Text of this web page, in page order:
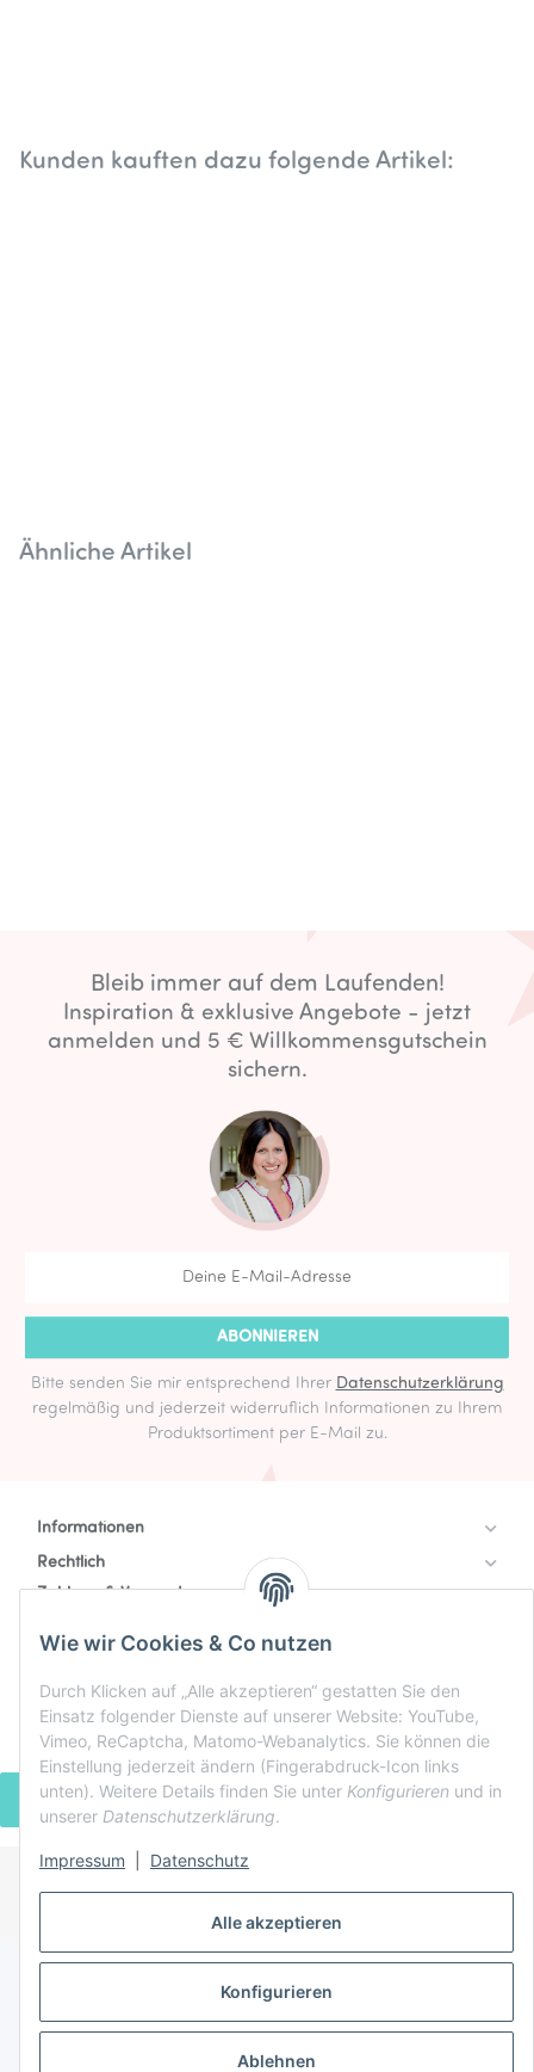
Alle akzeptieren
Konfigurieren
Ablehnen
Wie wir Cookies & Co nutzen
Durch Klicken auf „Alle akzeptieren“ gestatten Sie den
Einsatz folgender Dienste auf unserer Website: YouTube,
Vimeo, ReCaptcha, Matomo-Webanalytics. Sie können die
Einstellung jederzeit ändern (Fingerabdruck-Icon links
unten). Weitere Details finden Sie unter Konfigurieren und in
unserer Datenschutzerklärung.
Impressum Datenschutz
Kunden kauften dazu folgende Artikel:
Ähnliche Artikel
Bleib immer auf dem Laufenden!
Inspiration & exklusive Angebote - jetzt
anmelden und 5 € Willkommensgutschein
sichern.
ABONNIEREN
Bitte senden Sie mir entsprechend Ihrer Datenschutzerklärung
regelmäßig und jederzeit widerruflich Informationen zu Ihrem
Produktsortiment per E-Mail zu.
Informationen
Rechtlich
Zahlung & Versand
VERTRAG WIDERRUFEN
Powered byJTL-Shop